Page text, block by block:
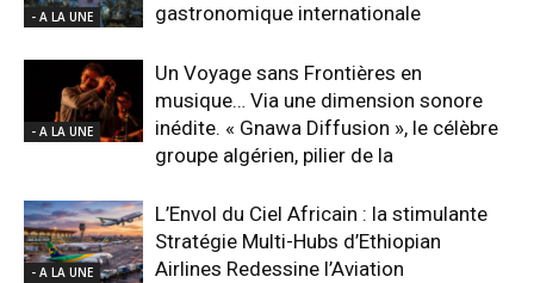
- A LA UNE
gastronomique internationale
- A LA UNE
Un Voyage sans Frontières en
musique… Via une dimension sonore
inédite. « Gnawa Diffusion », le célèbre
groupe algérien, pilier de la
- A LA UNE
L’Envol du Ciel Africain : la stimulante
Stratégie Multi-Hubs d’Ethiopian
Airlines Redessine l’Aviation